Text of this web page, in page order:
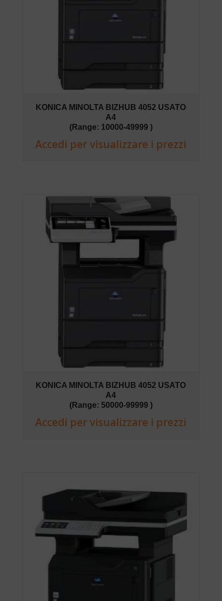
KONICA MINOLTA BIZHUB 4052 USATO
A4
(Range: 10000-49999 )
Accedi per visualizzare i prezzi
KONICA MINOLTA BIZHUB 4052 USATO
A4
(Range: 50000-99999 )
Accedi per visualizzare i prezzi